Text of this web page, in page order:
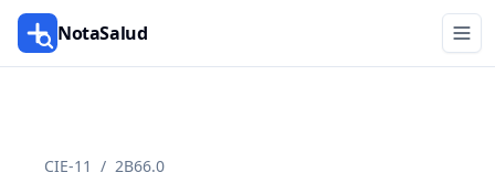
NotaSalud
CIE-11 / 2B66.0